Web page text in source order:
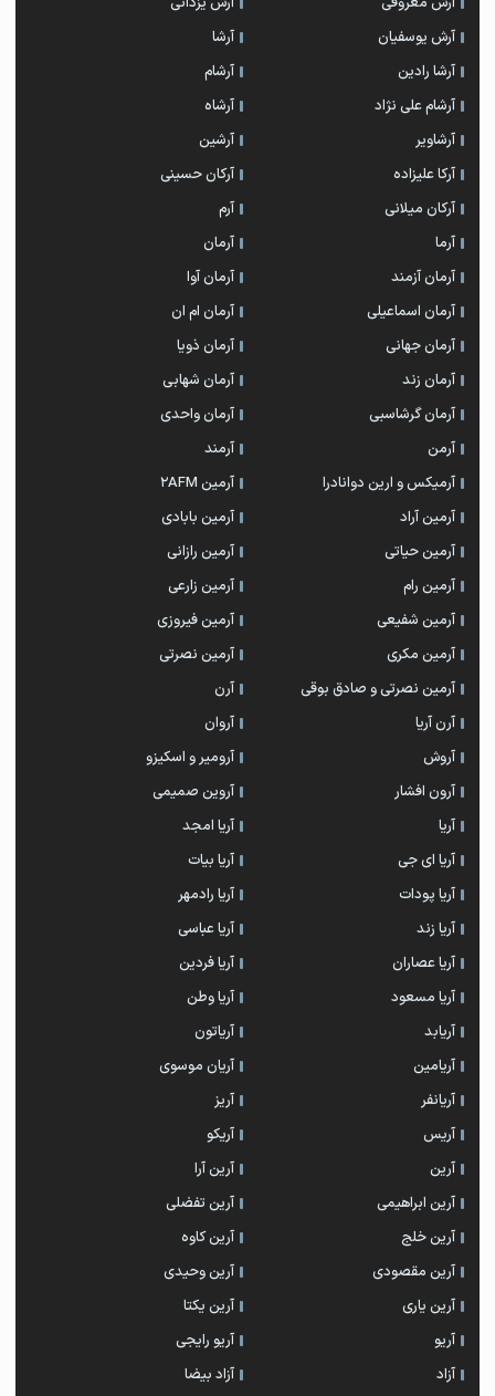
آرش یوسفیان
آرشا
آرشا رادین
آرشام
آرشام علی نژاد
آرشاه
آرشاویر
آرشین
آرکا علیزاده
آرکان حسینی
آرکان میلانی
آرم
آرما
آرمان
آرمان آزمند
آرمان آوا
آرمان اسماعیلی
آرمان ام ان
آرمان جهانی
آرمان ذویا
آرمان زند
آرمان شهابی
آرمان گرشاسبی
آرمان واحدی
آرمن
آرمند
آرمیکس و ارین دوانادرا
آرمین 2AFM
آرمین آراد
آرمین بابادی
آرمین حیاتی
آرمین رازانی
آرمین رام
آرمین زارعی
آرمین شفیعی
آرمین فیروزی
آرمین مکری
آرمین نصرتی
آرمین نصرتی و صادق بوقی
آرن
آرن آریا
آروان
آروش
آرومیر و اسکیزو
آرون افشار
آروین صمیمی
آریا
آریا امجد
آریا ای جی
آریا بیات
آریا پودات
آریا رادمهر
آریا زند
آریا عباسی
آریا عصاران
آریا فردین
آریا مسعود
آریا وطن
آریابد
آریاتون
آریامین
آریان موسوی
آریانفر
آریز
آریس
آریکو
آرین
آرین آرا
آرین ابراهیمی
آرین تفضلی
آرین خلج
آرین کاوه
آرین مقصودی
آرین وحیدی
آرین یاری
آرین یکتا
آریو
آریو رایجی
آزاد
آزاد بیضا